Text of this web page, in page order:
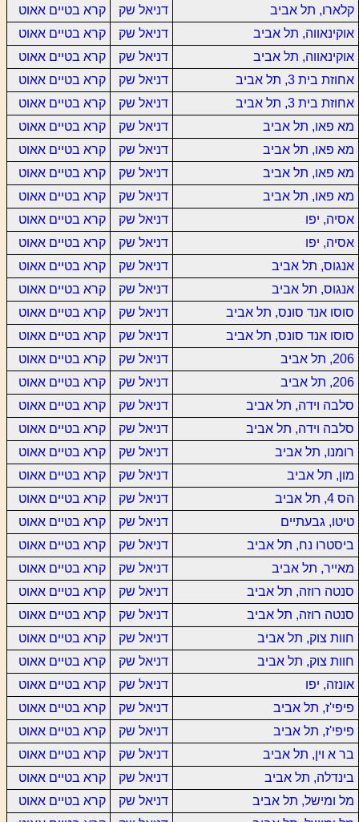
קלארו, תל אביב
דניאל שק
קרא בטיים אאוט
אוקינאווה, תל אביב
דניאל שק
קרא בטיים אאוט
אוקינאווה, תל אביב
דניאל שק
קרא בטיים אאוט
אחוזת בית 3, תל אביב
דניאל שק
קרא בטיים אאוט
אחוזת בית 3, תל אביב
דניאל שק
קרא בטיים אאוט
מא פאו, תל אביב
דניאל שק
קרא בטיים אאוט
מא פאו, תל אביב
דניאל שק
קרא בטיים אאוט
מא פאו, תל אביב
דניאל שק
קרא בטיים אאוט
מא פאו, תל אביב
דניאל שק
קרא בטיים אאוט
אסיה, יפו
דניאל שק
קרא בטיים אאוט
אסיה, יפו
דניאל שק
קרא בטיים אאוט
אנגוס, תל אביב
דניאל שק
קרא בטיים אאוט
אנגוס, תל אביב
דניאל שק
קרא בטיים אאוט
סוסו אנד סונס, תל אביב
דניאל שק
קרא בטיים אאוט
סוסו אנד סונס, תל אביב
דניאל שק
קרא בטיים אאוט
206, תל אביב
דניאל שק
קרא בטיים אאוט
206, תל אביב
דניאל שק
קרא בטיים אאוט
סלבה וידה, תל אביב
דניאל שק
קרא בטיים אאוט
סלבה וידה, תל אביב
דניאל שק
קרא בטיים אאוט
רומנו, תל אביב
דניאל שק
קרא בטיים אאוט
מון, תל אביב
דניאל שק
קרא בטיים אאוט
הס 4, תל אביב
דניאל שק
קרא בטיים אאוט
טיטו, גבעתיים
דניאל שק
קרא בטיים אאוט
ביסטרו נח, תל אביב
דניאל שק
קרא בטיים אאוט
מאייר, תל אביב
דניאל שק
קרא בטיים אאוט
סנטה רוזה, תל אביב
דניאל שק
קרא בטיים אאוט
סנטה רוזה, תל אביב
דניאל שק
קרא בטיים אאוט
חוות צוק, תל אביב
דניאל שק
קרא בטיים אאוט
חוות צוק, תל אביב
דניאל שק
קרא בטיים אאוט
אונזה, יפו
דניאל שק
קרא בטיים אאוט
פיפי'ז, תל אביב
דניאל שק
קרא בטיים אאוט
פיפי'ז, תל אביב
דניאל שק
קרא בטיים אאוט
בר א וין, תל אביב
דניאל שק
קרא בטיים אאוט
בינדלה, תל אביב
דניאל שק
קרא בטיים אאוט
מל ומישל, תל אביב
דניאל שק
קרא בטיים אאוט